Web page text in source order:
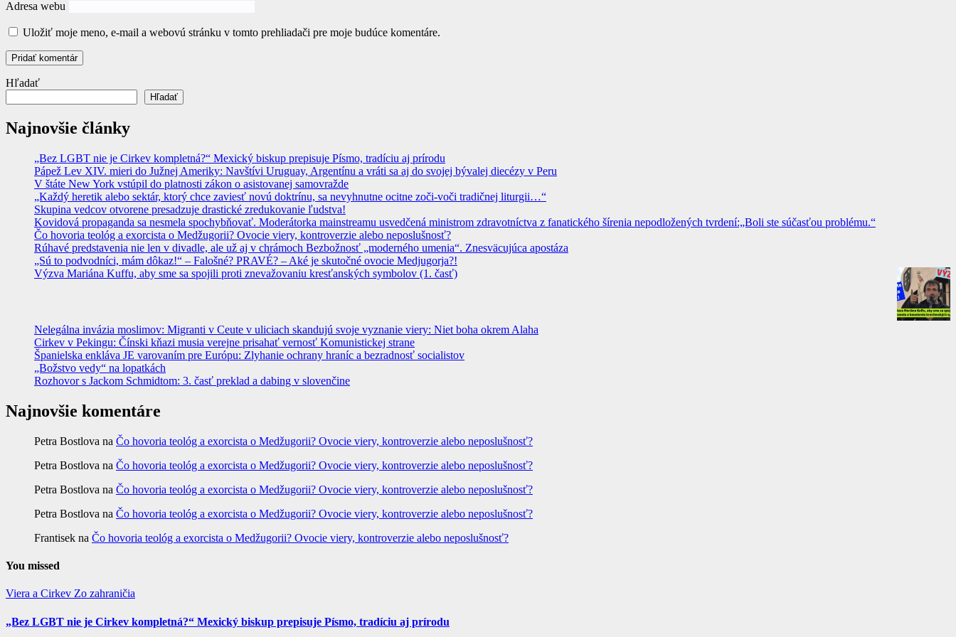
Adresa webu
Uložiť moje meno, e-mail a webovú stránku v tomto prehliadači pre moje budúce komentáre.
Hľadať
Hľadať
Najnovšie články
„Bez LGBT nie je Cirkev kompletná?“ Mexický biskup prepisuje Písmo, tradíciu aj prírodu
Pápež Lev XIV. mieri do Južnej Ameriky: Navštívi Uruguay, Argentínu a vráti sa aj do svojej bývalej diecézy v Peru
V štáte New York vstúpil do platnosti zákon o asistovanej samovražde
„Každý heretik alebo sektár, ktorý chce zaviesť novú doktrínu, sa nevyhnutne ocitne zoči-voči tradičnej liturgii…“
Skupina vedcov otvorene presadzuje drastické zredukovanie ľudstva!
Kovidová propaganda sa nesmela spochybňovať. Moderátorka mainstreamu usvedčená ministrom zdravotníctva z fanatického šírenia nepodložených tvrdení:„Boli ste súčasťou problému.“
Čo hovoria teológ a exorcista o Medžugorii? Ovocie viery, kontroverzie alebo neposlušnosť?
Rúhavé predstavenia nie len v divadle, ale už aj v chrámoch Bezbožnosť „moderného umenia“. Znesväcujúca apostáza
„Sú to podvodníci, mám dôkaz!“ – Falošné? PRAVÉ? – Aké je skutočné ovocie Medjugorja?!
Výzva Mariána Kuffu, aby sme sa spojili proti znevažovaniu kresťanských symbolov (1. časť)
Nelegálna invázia moslimov: Migranti v Ceute v uliciach skandujú svoje vyznanie viery: Niet boha okrem Alaha
Cirkev v Pekingu: Čínski kňazi musia verejne prisahať vernosť Komunistickej strane
Španielska enkláva JE varovaním pre Európu: Zlyhanie ochrany hraníc a bezradnosť socialistov
„Božstvo vedy“ na lopatkách
Rozhovor s Jackom Schmidtom: 3. časť preklad a dabing v slovenčine
Najnovšie komentáre
Petra Bostlova na Čo hovoria teológ a exorcista o Medžugorii? Ovocie viery, kontroverzie alebo neposlušnosť?
Petra Bostlova na Čo hovoria teológ a exorcista o Medžugorii? Ovocie viery, kontroverzie alebo neposlušnosť?
Petra Bostlova na Čo hovoria teológ a exorcista o Medžugorii? Ovocie viery, kontroverzie alebo neposlušnosť?
Petra Bostlova na Čo hovoria teológ a exorcista o Medžugorii? Ovocie viery, kontroverzie alebo neposlušnosť?
Frantisek na Čo hovoria teológ a exorcista o Medžugorii? Ovocie viery, kontroverzie alebo neposlušnosť?
You missed
Viera a Cirkev Zo zahraničia
„Bez LGBT nie je Cirkev kompletná?“ Mexický biskup prepisuje Písmo, tradíciu aj prírodu